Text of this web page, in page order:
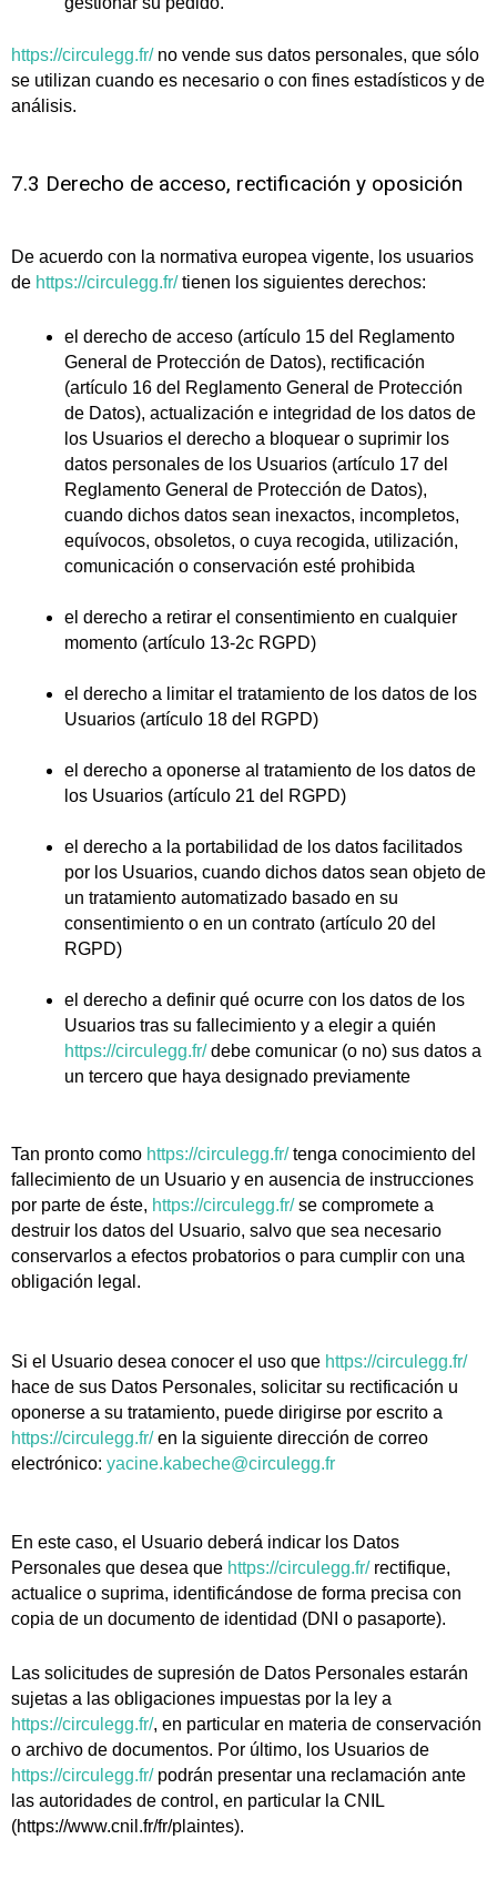
https://circulegg.fr/no vende sus datos personales, que sólo
se utilizan cuando es necesario o con fines estadísticos y de
análisis.
7.3 Derecho de acceso, rectificación y oposición
De acuerdo con la normativa europea vigente, los usuarios
de https://circulegg.fr/tienen los siguientes derechos:
el derecho de acceso (artículo 15 del Reglamento
General de Protección de Datos), rectificación
(artículo 16 del Reglamento General de Protección
de Datos), actualización e integridad de los datos de
los Usuarios el derecho a bloquear o suprimir los
datos personales de los Usuarios (artículo 17 del
Reglamento General de Protección de Datos),
cuando dichos datos sean inexactos, incompletos,
equívocos, obsoletos, o cuya recogida, utilización,
comunicación o conservación esté prohibida
el derecho a retirar el consentimiento en cualquier
momento (artículo 13-2c RGPD)
el derecho a limitar el tratamiento de los datos de los
Usuarios (artículo 18 del RGPD)
el derecho a oponerse al tratamiento de los datos de
los Usuarios (artículo 21 del RGPD)
el derecho a la portabilidad de los datos facilitados
por los Usuarios, cuando dichos datos sean objeto de
un tratamiento automatizado basado en su
consentimiento o en un contrato (artículo 20 del
RGPD)
el derecho a definir qué ocurre con los datos de los
Usuarios tras su fallecimiento y a elegir a quién
https://circulegg.fr/debe comunicar (o no) sus datos a
un tercero que haya designado previamente
Tan pronto como https://circulegg.fr/tenga conocimiento del
fallecimiento de un Usuario y en ausencia de instrucciones
por parte de éste, https://circulegg.fr/se compromete a
destruir los datos del Usuario, salvo que sea necesario
conservarlos a efectos probatorios o para cumplir con una
obligación legal.
Si el Usuario desea conocer el uso que https://circulegg.fr/
hace de sus Datos Personales, solicitar su rectificación u
oponerse a su tratamiento, puede dirigirse por escrito a
https://circulegg.fr/en la siguiente dirección de correo
electrónico: yacine.kabeche@circulegg.fr
En este caso, el Usuario deberá indicar los Datos
Personales que desea que https://circulegg.fr/rectifique,
actualice o suprima, identificándose de forma precisa con
copia de un documento de identidad (DNI o pasaporte).
Las solicitudes de supresión de Datos Personales estarán
sujetas a las obligaciones impuestas por la ley a
https://circulegg.fr/, en particular en materia de conservación
o archivo de documentos. Por último, los Usuarios de
https://circulegg.fr/podrán presentar una reclamación ante
las autoridades de control, en particular la CNIL
(https://www.cnil.fr/fr/plaintes).